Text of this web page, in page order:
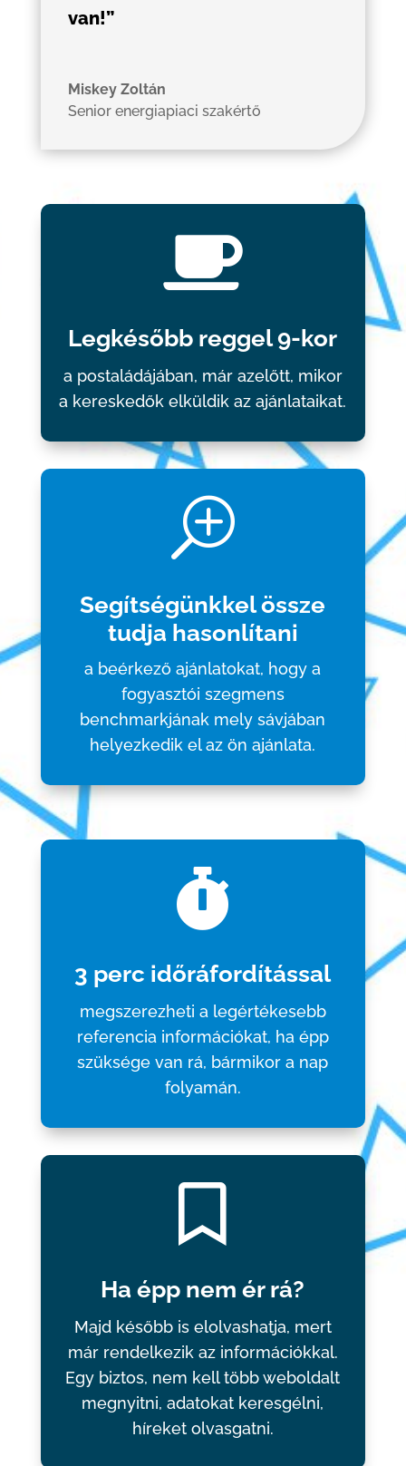
van!”
Miskey Zoltán
Senior energiapiaci szakértő

Legkésőbb reggel 9-kor
a postaládájában, már azelőtt, mikor
a kereskedők elküldik az ajánlataikat.
T
Segítségünkkel össze
tudja hasonlítani
a beérkező ajánlatokat, hogy a
fogyasztói szegmens
benchmarkjának mely sávjában
helyezkedik el az ön ajánlata.

3 perc időráfordítással
megszerezheti a legértékesebb
referencia információkat, ha épp
szüksége van rá, bármikor a nap
folyamán.

Ha épp nem ér rá?
Majd később is elolvashatja, mert
már rendelkezik az információkkal.
Egy biztos, nem kell több weboldalt
megnyitni, adatokat keresgélni,
híreket olvasgatni.